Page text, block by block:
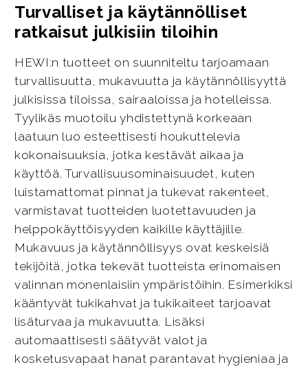
Turvalliset ja käytännölliset
ratkaisut julkisiin tiloihin
HEWI:n tuotteet on suunniteltu tarjoamaan
turvallisuutta, mukavuutta ja käytännöllisyyttä
julkisissa tiloissa, sairaaloissa ja hotelleissa.
Tyylikäs muotoilu yhdistettynä korkeaan
laatuun luo esteettisesti houkuttelevia
kokonaisuuksia, jotka kestävät aikaa ja
käyttöä. Turvallisuusominaisuudet, kuten
luistamattomat pinnat ja tukevat rakenteet,
varmistavat tuotteiden luotettavuuden ja
helppokäyttöisyyden kaikille käyttäjille.
Mukavuus ja käytännöllisyys ovat keskeisiä
tekijöitä, jotka tekevät tuotteista erinomaisen
valinnan monenlaisiin ympäristöihin. Esimerkiksi
kääntyvät tukikahvat ja tukikaiteet tarjoavat
lisäturvaa ja mukavuutta. Lisäksi
automaattisesti säätyvät valot ja
kosketusvapaat hanat parantavat hygieniaa ja